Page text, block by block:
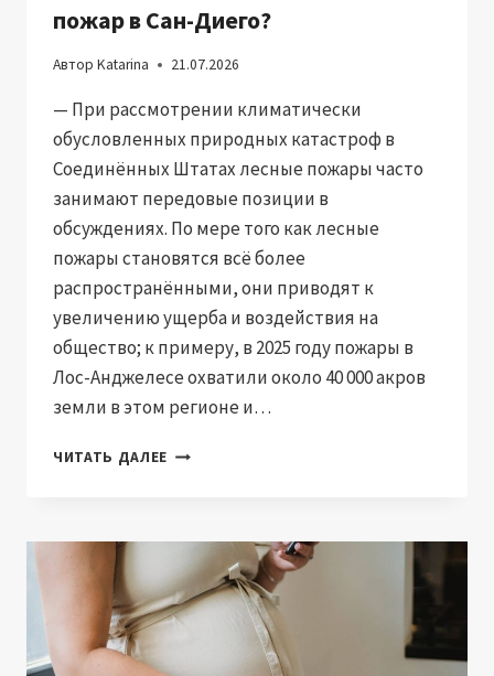
пожар в Сан-Диего?
Автор Katarina 21.07.2026
— При рассмотрении климатически
обусловленных природных катастроф в
Соединённых Штатах лесные пожары часто
занимают передовые позиции в
обсуждениях. По мере того как лесные
пожары становятся всё более
распространёнными, они приводят к
увеличению ущерба и воздействия на
общество; к примеру, в 2025 году пожары в
Лос-Анджелесе охватили около 40 000 акров
земли в этом регионе и…
ЧИТАТЬ ДАЛЕЕ МОЖЕТ
ПРЕДСКАЗАТЬ
СЛЕДУЮЩИЙ
ЛЕСНОЙ
ПОЖАР